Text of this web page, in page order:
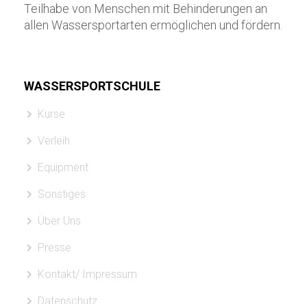
Teilhabe von Menschen mit Behinderungen an
allen Wassersportarten ermöglichen und fördern.
WASSERSPORTSCHULE
Kurse
Verleih
Equipment
Sonstiges
Über Uns
Presse
Kontakt/ Impressum
Datenschutz